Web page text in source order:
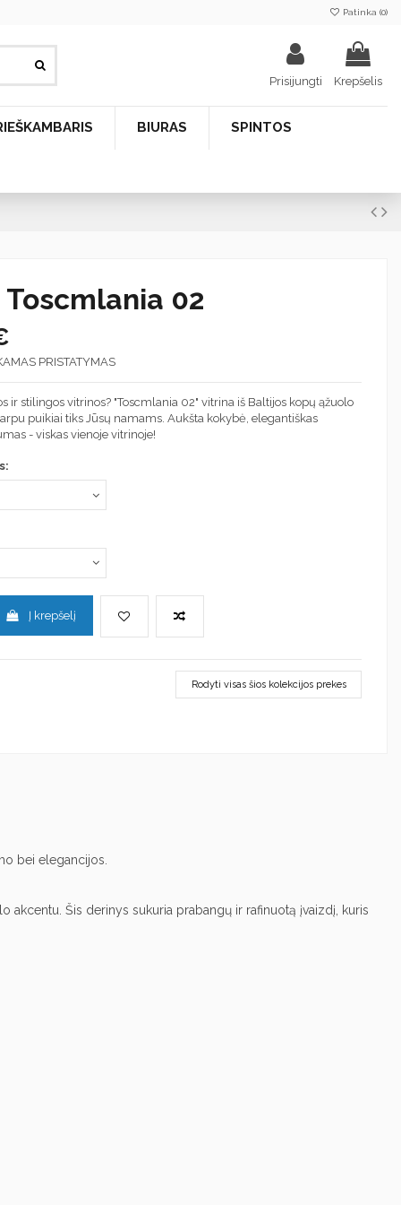
Patinka (0)
Prisijungti Krepšelis
BIURAS SPINTOS
02
PRISTATYMAS
ir stilingos vitrinos? "Toscmlania 02" vitrina iš Baltijos kopų ąžuolo
puikiai tiks Jūsų namams. Aukšta kokybė, elegantiškas
- viskas vienoje vitrinoje!
Į krepšelį
Rodyti visas šios kolekcijos prekes
bei elegancijos.
Šis derinys sukuria prabangų ir rafinuotą įvaizdį, kuris